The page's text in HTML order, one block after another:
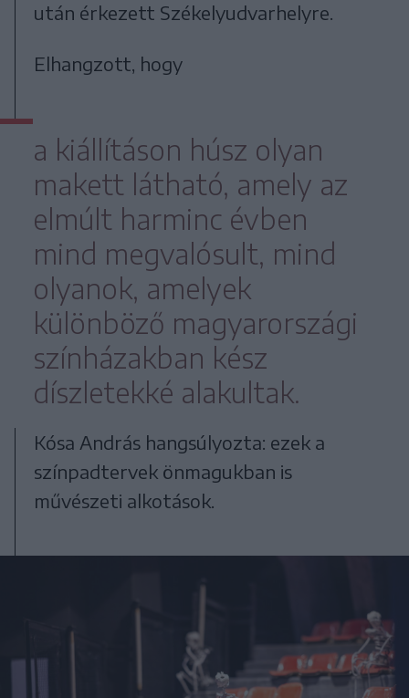
után érkezett Székelyudvarhelyre.
Elhangzott, hogy
a kiállításon húsz olyan
makett látható, amely az
elmúlt harminc évben
mind megvalósult, mind
olyanok, amelyek
különböző magyarországi
színházakban kész
díszletekké alakultak.
Kósa András hangsúlyozta: ezek a
színpadtervek önmagukban is
művészeti alkotások.